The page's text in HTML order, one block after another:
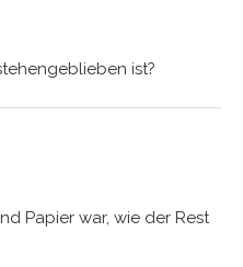
ist?
Papier war, wie der Rest